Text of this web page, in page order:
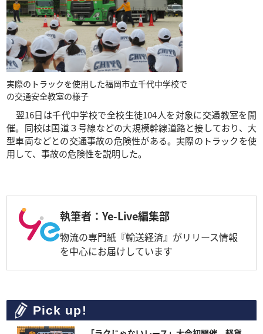
実際のトラックを使用した福岡市立千代中学校で
の交通安全教室の様子
翌16日は千代中学校で全校生徒104人を対象に交通教室を開
催。同校は国道３号線などの大規模幹線道路と接しており、大
型車両などとの交通事故の危険性がある。実際のトラックを使
用して、事故の危険性を説明した。
執筆者：Ye-Live編集部
物流の専門紙『輸送経済』がリリース情報
を中心にお届けしています
Pick up!